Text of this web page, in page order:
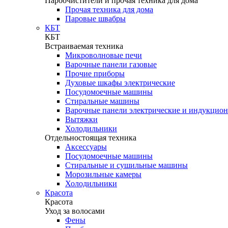
Прочая техника для дома
Паровые швабры
КБТ
КБТ
Встраиваемая техника
Микроволновые печи
Варочные панели газовые
Прочие приборы
Духовые шкафы электрические
Посудомоечные машины
Стиральные машины
Варочные панели электрические и
Вытяжки
Холодильники
Отдельностоящая техника
Аксессуары
Посудомоечные машины
Стиральные и сушильные машины
Морозильные камеры
Холодильники
Красота
Красота
Уход за волосами
Фены